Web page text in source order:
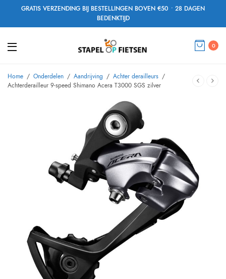
GRATIS VERZENDING BIJ BESTELLINGEN BOVEN €50 • 28 DAGEN
BEDENKTIJD
0
Home / Onderdelen / Aandrijving / Achter derailleurs /
Achterderailleur 9-speed Shimano Acera T3000 SGS zilver